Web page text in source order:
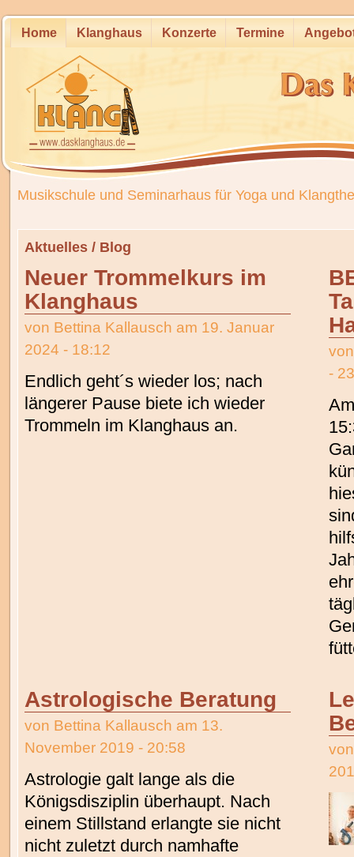
Home Klanghaus Konzerte Termine
Musikschule und Seminarhaus für Yoga und
Aktuelles / Blog
Neuer Trommelkurs im
Klanghaus
von Bettina Kallausch am 19. Januar
2024 - 18:12
Endlich geht´s wieder los; nach
längerer Pause biete ich wieder
Trommeln im Klanghaus an.
-
Astrologische Beratung
von Bettina Kallausch am 13.
November 2019 - 20:58
Astrologie galt lange als die
Königsdisziplin überhaupt. Nach
einem Stillstand erlangte sie nicht
nicht zuletzt durch namhafte